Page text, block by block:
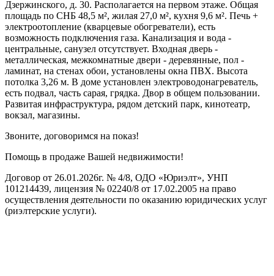
Дзержинского, д. 30. Располагается на первом этаже. Общая
площадь по СНБ 48,5 м², жилая 27,0 м², кухня 9,6 м². Печь +
электроотопление (кварцевые обогреватели), есть
возможность подключения газа. Канализация и вода -
центральные, санузел отсутствует. Входная дверь -
металлическая, межкомнатные двери - деревянные, пол -
ламинат, на стенах обои, установлены окна ПВХ. Высота
потолка 3,26 м. В доме установлен электроводонагреватель,
есть подвал, часть сарая, грядка. Двор в общем пользовании.
Развитая инфраструктура, рядом детский парк, кинотеатр,
вокзал, магазины.
Звоните, договоримся на показ!
Помощь в продаже Вашей недвижимости!
Договор от 26.01.2026г. № 4/8, ОДО «Юриэлт», УНП
101214439, лицензия № 02240/8 от 17.02.2005 на право
осуществления деятельности по оказанию юридических услуг
(риэлтерские услуги).